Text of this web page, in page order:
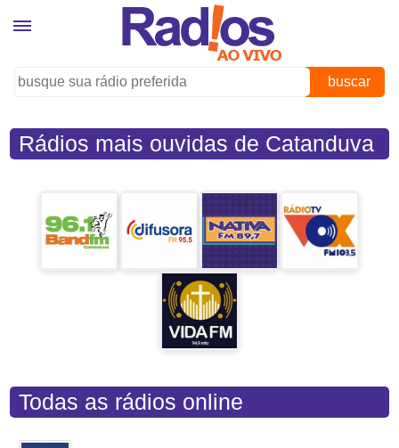
buscar
Rádios mais ouvidas de Catanduva
Todas as rádios online